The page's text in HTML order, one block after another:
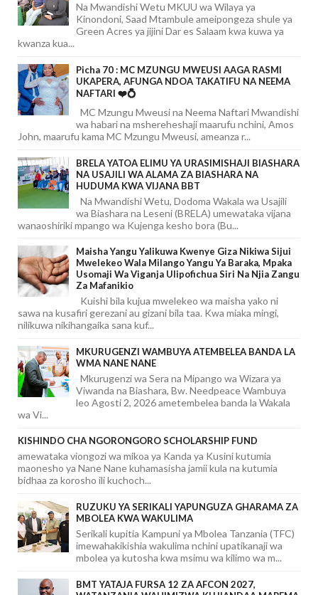
Na Mwandishi Wetu MKUU wa Wilaya ya
Kinondoni, Saad Mtambule ameipongeza shule ya
Green Acres ya jijini Dar es Salaam kwa kuwa ya
kwanza kua...
Picha 70 : MC MZUNGU MWEUSI AAGA RASMI
UKAPERA, AFUNGA NDOA TAKATIFU NA NEEMA
NAFTARI ❤️💍
MC Mzungu Mweusi na Neema Naftari Mwandishi
wa habari na mshereheshaji maarufu nchini, Amos
John, maarufu kama MC Mzungu Mweusi, ameanza r...
BRELA YATOA ELIMU YA URASIMISHAJI BIASHARA
NA USAJILI WA ALAMA ZA BIASHARA NA
HUDUMA KWA VIJANA BBT
Na Mwandishi Wetu, Dodoma Wakala wa Usajili
wa Biashara na Leseni (BRELA) umewataka vijana
wanaoshiriki mpango wa Kujenga kesho bora (Bu...
Maisha Yangu Yalikuwa Kwenye Giza Nikiwa Sijui
Mwelekeo Wala Milango Yangu Ya Baraka, Mpaka
Usomaji Wa Viganja Ulipofichua Siri Na Njia Zangu
Za Mafanikio
Kuishi bila kujua mwelekeo wa maisha yako ni
sawa na kusafiri gerezani au gizani bila taa. Kwa miaka mingi,
nilikuwa nikihangaika sana kuf...
MKURUGENZI WAMBUYA ATEMBELEA BANDA LA
WMA NANE NANE
Mkurugenzi wa Sera na Mipango wa Wizara ya
Viwanda na Biashara, Bw. Needpeace Wambuya
leo Agosti 2, 2026 ametembelea banda la Wakala
wa Vi...
KISHINDO CHA NGORONGORO SCHOLARSHIP FUND
amewataka viongozi wa mikoa ya Kanda ya Kusini kutumia
maonesho ya Nane Nane kuhamasisha jamii kula na kutumia
bidhaa za korosho ili kuchoch...
RUZUKU YA SERIKALI YAPUNGUZA GHARAMA ZA
MBOLEA KWA WAKULIMA
Serikali kupitia Kampuni ya Mbolea Tanzania (TFC)
imewahakikishia wakulima nchini upatikanaji wa
mbolea ya kutosha kwa msimu wa kilimo wa m...
BMT YATAJA FURSA 12 ZA AFCON 2027,